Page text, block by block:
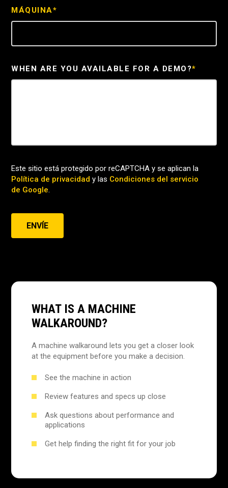
MÁQUINA*
WHEN ARE YOU AVAILABLE FOR A DEMO?*
Este sitio está protegido por reCAPTCHA y se aplican la
Política de privacidad y las Condiciones del servicio
de Google.
ENVÍE
WHAT IS A MACHINE
WALKAROUND?
A machine walkaround lets you get a closer look
at the equipment before you make a decision.
See the machine in action
Review features and specs up close
Ask questions about performance and
applications
Get help finding the right fit for your job